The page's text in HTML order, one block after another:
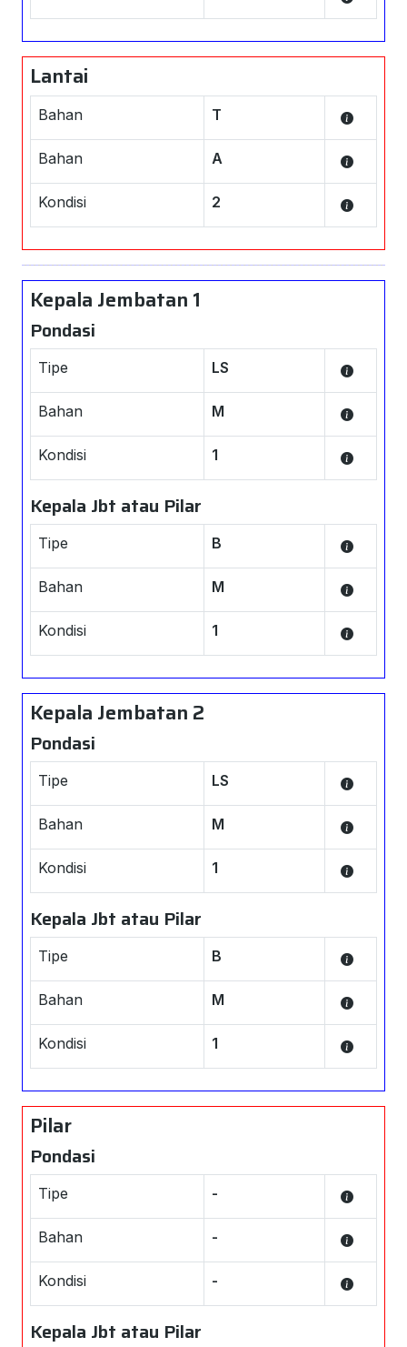
Lantai
Bahan T
Bahan A
Kondisi 2
Kepala Jembatan 1
Pondasi
Tipe LS
Bahan M
Kondisi 1
Kepala Jbt atau Pilar
Tipe B
Bahan M
Kondisi 1
Kepala Jembatan 2
Pondasi
Tipe LS
Bahan M
Kondisi 1
Kepala Jbt atau Pilar
Tipe B
Bahan M
Kondisi 1
Pilar
Pondasi
Tipe -
Bahan -
Kondisi -
Kepala Jbt atau Pilar